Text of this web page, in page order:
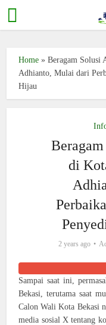
Home »Beragam Solusi
Adhianto, Mulai dari
Hijau
di
2 years ago
Sampai saat ini,
Bekasi, terutama saat
Calon Wali Kota Bekasi
media sosial X tentang